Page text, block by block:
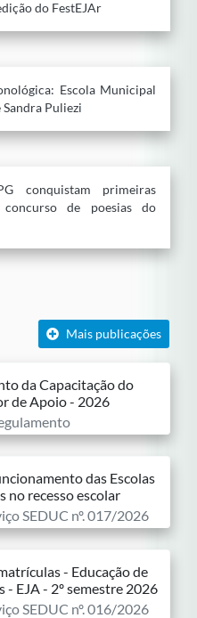
do FestEJAr
Escola Municipal
Sandra Puliezi
conquistam primeiras
concurso de poesias do
Mais publicações
da Capacitação do
de Apoio - 2026
das Escolas
no recesso escolar
SEDUC nº. 017/2026
- Educação de
- EJA - 2º semestre 2026
SEDUC nº. 016/2026